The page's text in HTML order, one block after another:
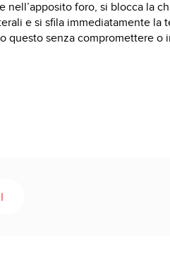
nell’apposito foro, si blocca la
e si sfila immediatamente la
questo senza compromettere o